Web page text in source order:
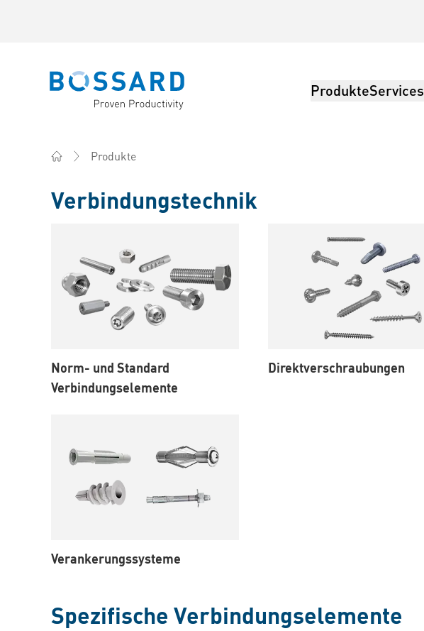
Bossard homepage ProdukteServices
Produkte
Produkte
Verbindungstechnik
Norm- und Standard
Verbindungselemente
Direktverschraubungen
Verankerungssysteme
Spezifische Verbindungselemente